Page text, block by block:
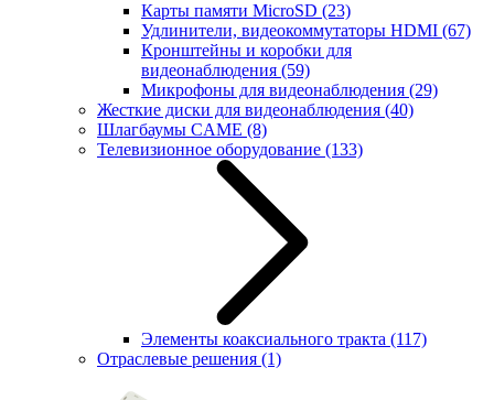
Карты памяти MicroSD (23)
Удлинители, видеокоммутаторы HDMI (67)
Кронштейны и коробки для
видеонаблюдения (59)
Микрофоны для видеонаблюдения (29)
Жесткие диски для видеонаблюдения (40)
Шлагбаумы CAME (8)
Телевизионное оборудование (133)
Элементы коаксиального тракта (117)
Отраслевые решения (1)